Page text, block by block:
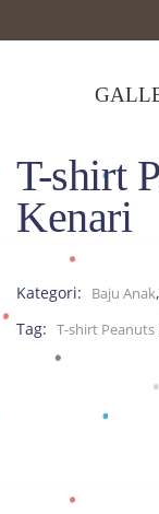
T-shirt
Kenari
Kategori: Baju Anak,
Tag: T-shirt Peanuts